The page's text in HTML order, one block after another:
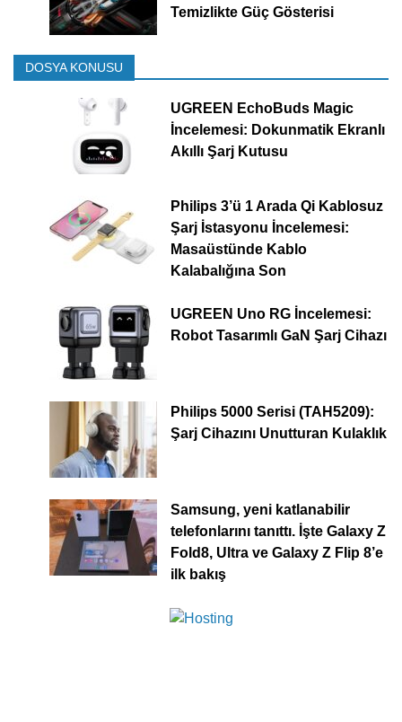
Temizlikte Güç Gösterisi
DOSYA KONUSU
UGREEN EchoBuds Magic
İncelemesi: Dokunmatik Ekranlı
Akıllı Şarj Kutusu
Philips 3’ü 1 Arada Qi Kablosuz
Şarj İstasyonu İncelemesi:
Masaüstünde Kablo
Kalabalığına Son
UGREEN Uno RG İncelemesi:
Robot Tasarımlı GaN Şarj Cihazı
Philips 5000 Serisi (TAH5209):
Şarj Cihazını Unutturan Kulaklık
Samsung, yeni katlanabilir
telefonlarını tanıttı. İşte Galaxy Z
Fold8, Ultra ve Galaxy Z Flip 8’e
ilk bakış